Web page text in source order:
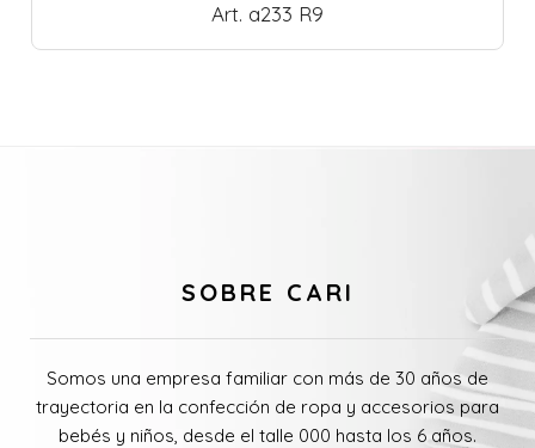
Art. a233 R9
SOBRE CARI
Somos una empresa familiar con más de 30 años de
trayectoria en la confección de ropa y accesorios para
bebés y niños, desde el talle 000 hasta los 6 años.